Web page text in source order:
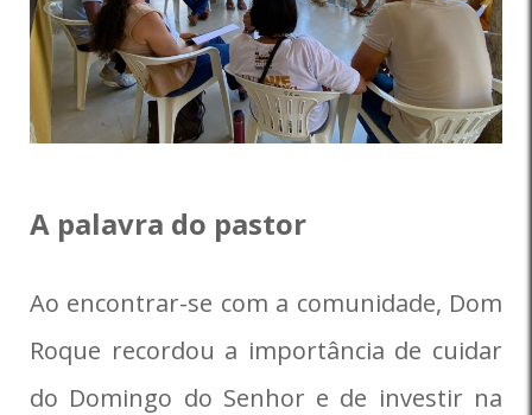
A palavra do pastor
Ao encontrar-se com a comunidade, Dom
Roque recordou a importância de cuidar
do Domingo do Senhor e de investir na